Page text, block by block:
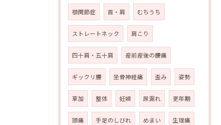
顎関節症 首・肩 むちうち
ストレートネック 肩こり
四十肩・五十肩 産前産後の腰痛
ギックリ腰 坐骨神経痛 歪み 姿勢
草加 整体 妊婦 尿漏れ 更年期
頭痛 手足のしびれ めまい 生理痛